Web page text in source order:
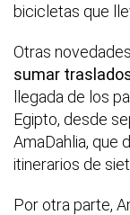
bicicletas que
Otras
sumar
llegada de los
Egipto, desde
AmaDahlia, que
itinerarios de
Por otra parte,